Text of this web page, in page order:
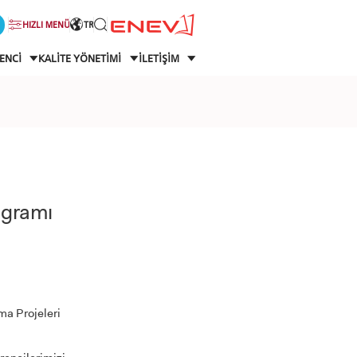
HIZLI MENÜ TR
KALİTE YÖNETİMİ İLETİŞİM
Projeleri